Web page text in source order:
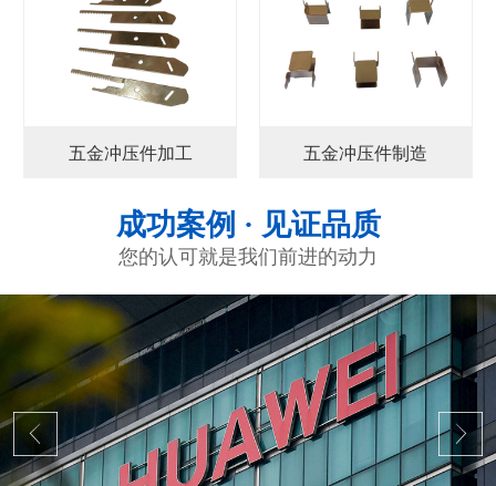
五金冲压件加工 五金冲压件制造
成功案例 · 见证品质
您的认可就是我们前进的动力